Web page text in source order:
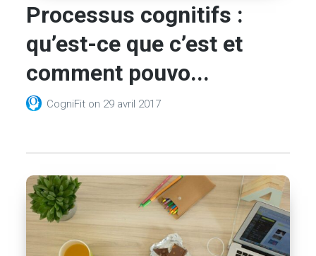
Processus cognitifs :
qu’est-ce que c’est et
comment pouvo...
CogniFit on 29 avril 2017